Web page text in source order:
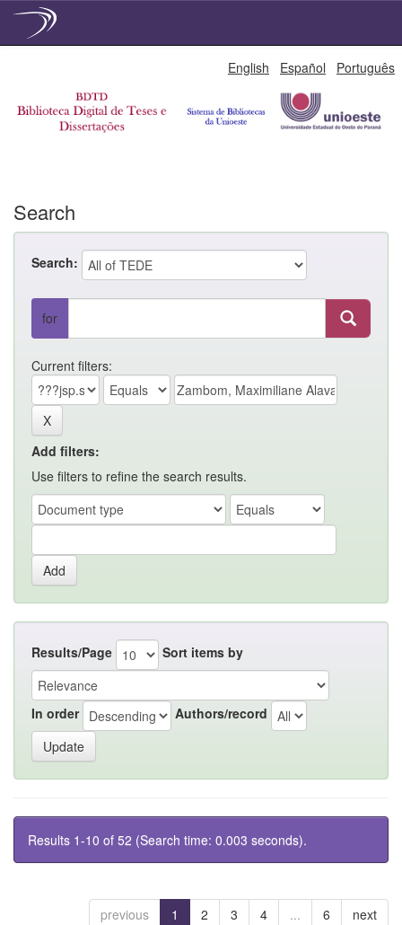
English Español Português
Search
Search:
for
Current filters:
Add filters:
Use filters to refine the search results.
Results/Page Sort items by
In order Authors/record
Results 1-10 of 52 (Search time: 0.003 seconds).
previous 1 2 3 4 ... 6 next